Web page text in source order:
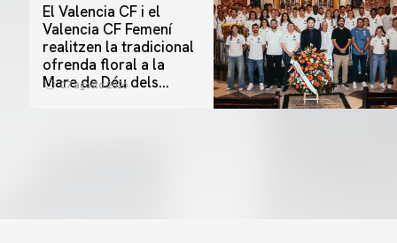
El Valencia CF i el
Valencia CF Femení
realitzen la tradicional
ofrenda floral a la
Mare de Déu dels
07 agosto 2026